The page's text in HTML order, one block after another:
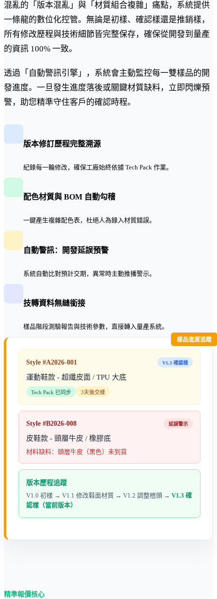
混亂的「版本混亂」與「材質組合複雜」痛點，系統提供
一條龍的數位化控管。無論是初樣、確認樣還是推銷樣，
所有修改歷程與技術細節皆完整保存，確保從開發到量產
的資訊 100% 一致。
透過「自動警訊引擎」，系統會主動監控每一雙樣品的開
發進度。一旦發生進度落後或關鍵材質缺料，立即閃爍預
警，助您精準守住客戶的確認時程。
版本修訂歷程完整溯源
紀錄每一輪修改，確保工廠始終依據 Tech Pack 作業。
配色材質與 BOM 自動勾稽
一鍵產生複雜配色表，杜絕人為錄入材質錯誤。
自動警訊：開發延誤預警
系統自動比對預計交期，異常時主動推播警示。
技轉資料無縫銜接
樣品階段測驗報告與技術參數，直接轉入量產系統。
樣品進度追蹤
Style #A2026-001 V1.3 確認樣
運動鞋款 - 超纖皮面 / TPU 大底
Tech Pack 已同步 3天後交樣
Style #B2026-008 延誤警示
皮鞋款 - 頭層牛皮 / 橡膠底
材料缺料：頭層牛皮（黑色）未到貨
版本歷程追蹤
V1.0 初樣 → V1.1 修改鞋面材質 → V1.2 調整楦頭 → V1.3 確
認樣（當前版本）
精準報價核心